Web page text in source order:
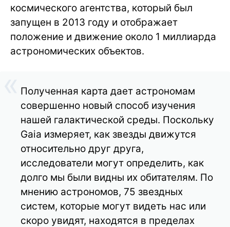
космического агентства, который был
запущен в 2013 году и отображает
положение и движение около 1 миллиарда
астрономических объектов.
Полученная карта дает астрономам
совершенно новый способ изучения
нашей галактической среды. Поскольку
Gaia измеряет, как звезды движутся
относительно друг друга,
исследователи могут определить, как
долго мы были видны их обитателям. По
мнению астрономов, 75 звездных
систем, которые могут видеть нас или
скоро увидят, находятся в пределах